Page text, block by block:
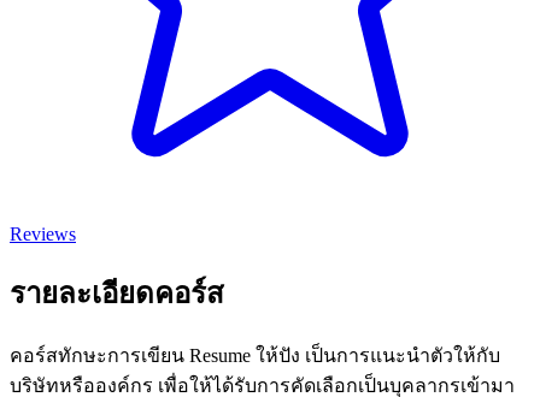
Reviews
รายละเอียดคอร์ส
คอร์สทักษะการเขียน Resume ให้ปัง เป็นการแนะนำตัวให้กับ
บริษัทหรือองค์กร เพื่อให้ได้รับการคัดเลือกเป็นบุคลากรเข้ามา